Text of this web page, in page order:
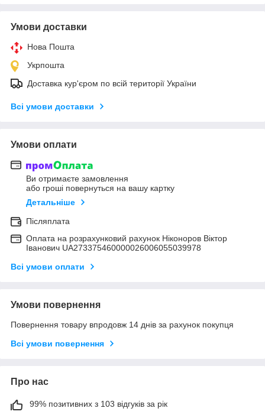
Умови доставки
Нова Пошта
Укрпошта
Доставка кур'єром по всій території України
Всі умови доставки
Умови оплати
Ви отримаєте замовлення
або гроші повернуться на вашу картку
Детальніше
Післяплата
Оплата на розрахунковий рахунок Ніконоров Віктор
Іванович UA273375460000026006055039978
Всі умови оплати
Умови повернення
Повернення товару впродовж 14 днів за рахунок покупця
Всі умови повернення
Про нас
99% позитивних з 103 відгуків за рік